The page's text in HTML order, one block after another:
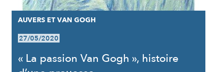
AUVERS ET VAN GOGH
27/05/2020
« La passion Van Gogh », histoire